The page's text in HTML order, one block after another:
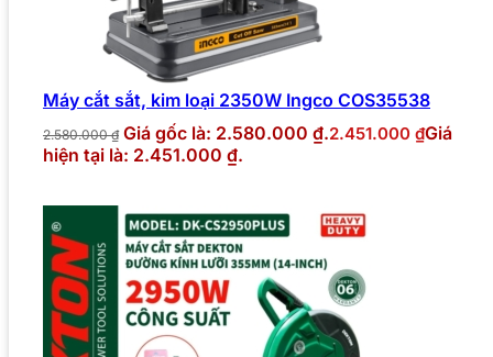
Máy cắt sắt, kim loại 2350W Ingco COS35538
2.580.000₫ Giá gốc là: 2.580.000 ₫.2.451.000 ₫Giá
hiện tại là: 2.451.000 ₫.